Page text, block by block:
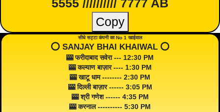
5555 ////////// 7777 AB
Copy
सीधे सट्टा कंपनी का No 1 खाईवाल
⭕️ SANJAY BHAI KHAIWAL ⭕️
🎰 फरीदाबाद सवेरा --- 12:30 PM
🎰 कल्याण बाज़ार ---- 1:30 PM
🎰 खाटू धाम -------- 2:30 PM
🎰 दिल्ली बाज़ार ------ 3:05 PM
🎰 श्री गणेश ------ 4:35 PM
🎰 करनाल ---------- 5:30 PM